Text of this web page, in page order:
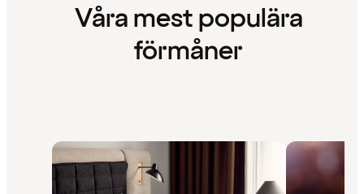
Våra mest populära
förmåner